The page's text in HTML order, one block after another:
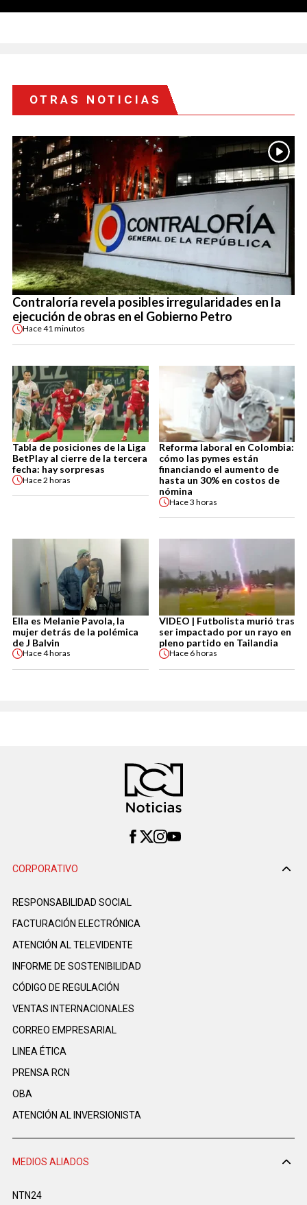
OTRAS NOTICIAS
Contraloría revela posibles irregularidades en la
ejecución de obras en el Gobierno Petro
Hace41 minutos
Tabla de posiciones de la Liga
BetPlay al cierre de la tercera
fecha: hay sorpresas
Hace2 horas
Reforma laboral en Colombia:
cómo las pymes están
financiando el aumento de
hasta un 30% en costos de
nómina
Hace3 horas
Ella es Melanie Pavola, la
mujer detrás de la polémica
de J Balvin
Hace4 horas
VIDEO | Futbolista murió tras
ser impactado por un rayo en
pleno partido en Tailandia
Hace 6 horas
CORPORATIVO
RESPONSABILIDAD SOCIAL
FACTURACIÓN ELECTRÓNICA
ATENCIÓN AL TELEVIDENTE
INFORME DE SOSTENIBILIDAD
CÓDIGO DE REGULACIÓN
VENTAS INTERNACIONALES
CORREO EMPRESARIAL
LINEA ÉTICA
PRENSA RCN
OBA
ATENCIÓN AL INVERSIONISTA
MEDIOS ALIADOS
NTN24